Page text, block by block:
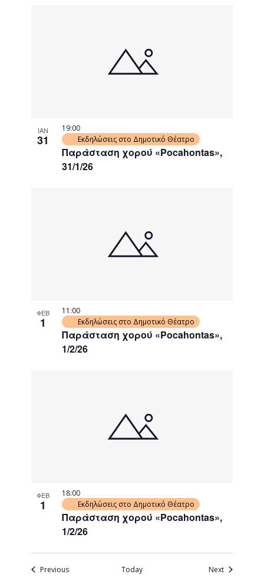
ΙΑΝ
31
Παράσταση χορού «Pocahontas»,
31/1/26
19:00
Εκδηλώσεις στο Δημοτικό Θέατρο
ΦΕΒ
1
Παράσταση χορού «Pocahontas»,
1/2/26
11:00
Εκδηλώσεις στο Δημοτικό Θέατρο
ΦΕΒ
1
Παράσταση χορού «Pocahontas»,
1/2/26
18:00
Εκδηλώσεις στο Δημοτικό Θέατρο
PreviousEvents Today NextEvents